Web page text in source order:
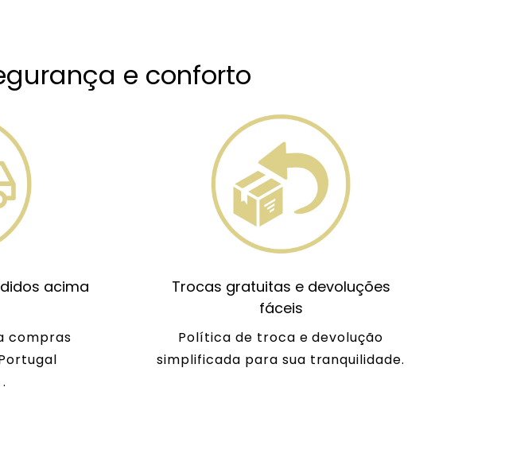
e conforto
acima
compras
Trocas gratuitas e devoluções
fáceis
Política de troca e devolução
simplificada para sua tranquilidade.